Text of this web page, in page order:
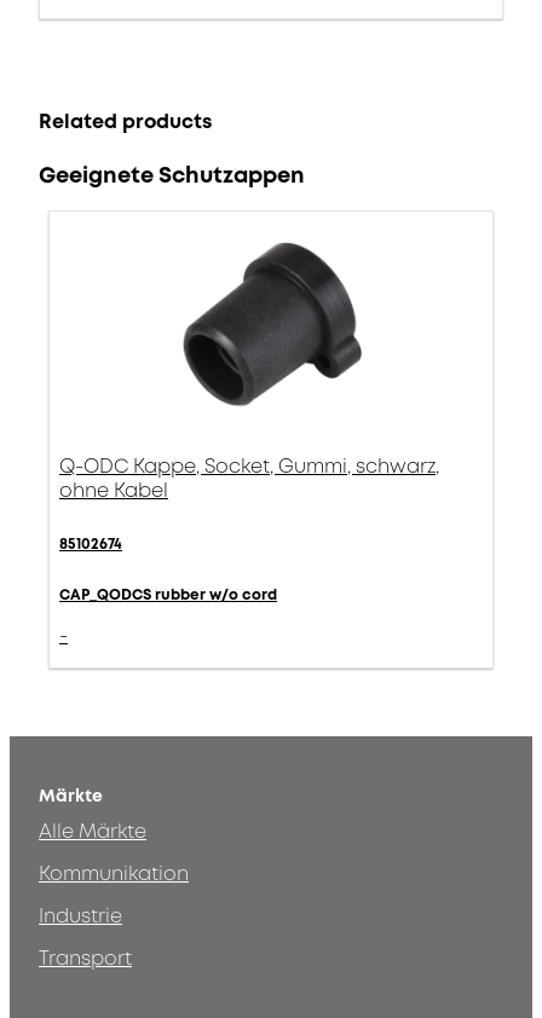
Related products
Geeignete Schutzappen
Q-ODC Kappe, Socket, Gummi, schwarz,
ohne Kabel
85102674
CAP_QODCS rubber w/o cord
-
Märkte
Alle Märkte
Kommunikation
Industrie
Transport